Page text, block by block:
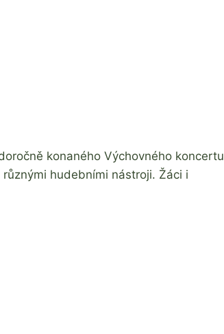
konaného Výchovného koncertu
hudebními nástroji. Žáci i